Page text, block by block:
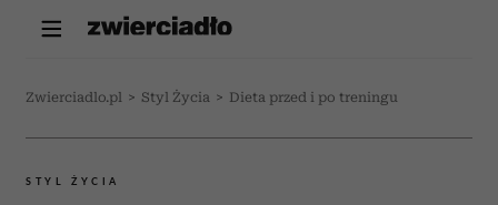
Zwierciadlo.pl > Styl Życia > Dieta przed i po treningu
STYL ŻYCIA